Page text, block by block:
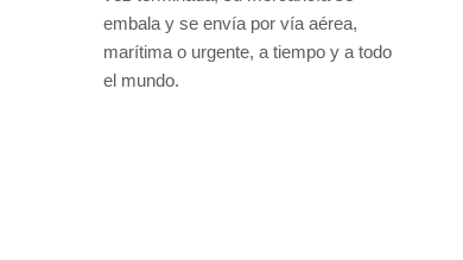
embala y se envía por vía aérea,
marítima o urgente, a tiempo y a todo
el mundo.